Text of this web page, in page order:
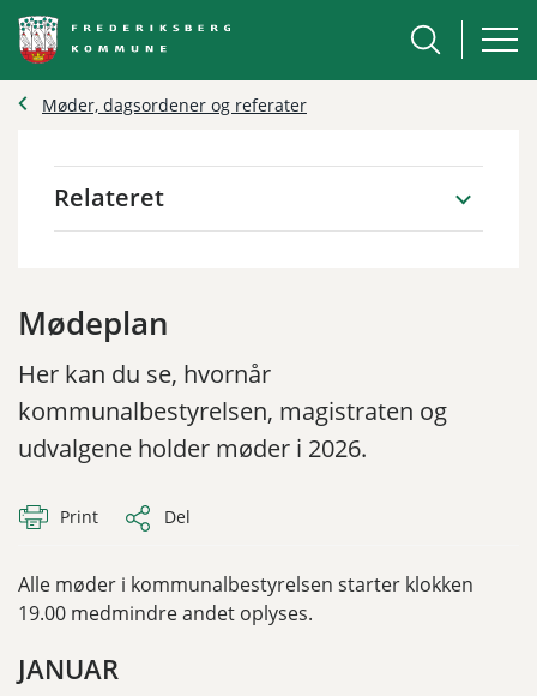
Møder, dagsordener og referater
Relateret
Mødeplan
Her kan du se, hvornår
kommunalbestyrelsen, magistraten og
udvalgene holder møder i 2026.
Print Del
Alle møder i kommunalbestyrelsen starter klokken
19.00 medmindre andet oplyses.
JANUAR